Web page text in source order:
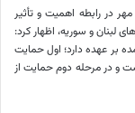
در رابطه اهمیت و تأثیر
لبنان و سوریه، اظهار کرد:
بر عهده دارد؛ اول حمایت
و در مرحله دوم حمایت از